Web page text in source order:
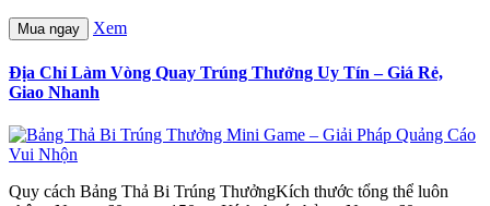
Mua ngay Xem
Địa Chỉ Làm Vòng Quay Trúng Thưởng Uy Tín – Giá Rẻ,
Giao Nhanh
Quy cách Bảng Thả Bi Trúng ThưởngKích thước tổng thể luôn